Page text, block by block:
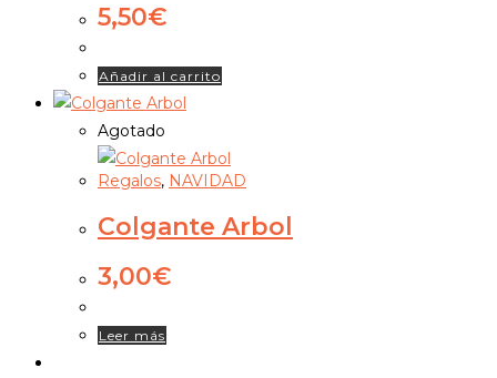
5,50€
Añadir al carrito
Agotado
Regalos, NAVIDAD
Colgante Arbol
3,00€
Leer más